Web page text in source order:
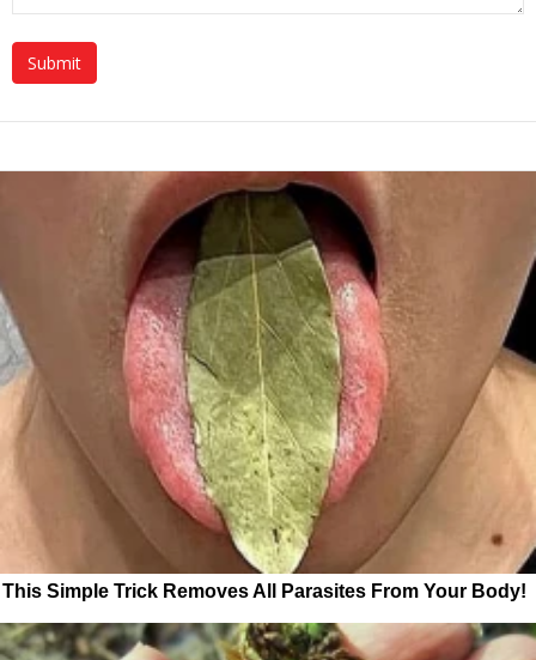
This Simple Trick Removes All Parasites From Your Body!